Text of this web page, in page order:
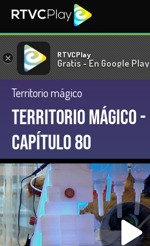
× RTVCPlay
Gratis - En Google Play
Territorio mágico
Territorio Mágico -
Capítulo 80